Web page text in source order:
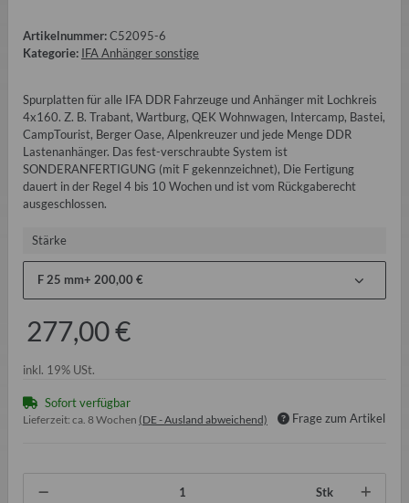
Artikelnummer:C52095-6
Kategorie: IFA Anhänger sonstige
Spurplatten für alle IFA DDR Fahrzeuge und Anhänger mit Lochkreis
4x160. Z. B. Trabant, Wartburg, QEK Wohnwagen, Intercamp, Bastei,
CampTourist, Berger Oase, Alpenkreuzer und jede Menge DDR
Lastenanhänger. Das fest-verschraubte System ist
SONDERANFERTIGUNG (mit F gekennzeichnet), Die Fertigung
dauert in der Regel 4 bis 10 Wochen und ist vom Rückgaberecht
ausgeschlossen.
Stärke
F 25 mm+ 200,00 €
277,00 €
inkl. 19% USt.
Sofort verfügbar
Lieferzeit: ca. 8 Wochen (DE - Ausland abweichend) Frage zum Artikel
Stk